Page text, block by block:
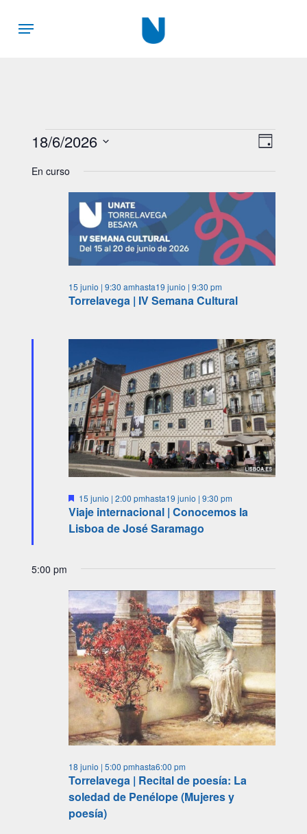
Menu
Eventos
en
junio,
2026
de
Día
18/6/2026
la
En curso
Torrelavega | IV Semana Cultural
15 junio | 9:30 amhasta19 junio | 9:30 pm
Viaje internacional | Conocemos la
Lisboa de José Saramago
Destacado
15 junio | 2:00 pmhasta19 junio | 9:30 pm
5:00 pm
Torrelavega | Recital de poesía: La
soledad de Penélope (Mujeres y
poesía)
18 junio | 5:00 pmhasta6:00 pm